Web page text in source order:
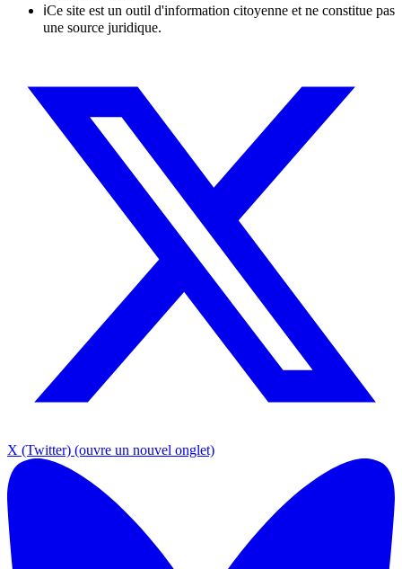
ℹCe site est un outil d'information citoyenne et ne constitue pas
une source juridique.
X (Twitter) (ouvre un nouvel onglet)